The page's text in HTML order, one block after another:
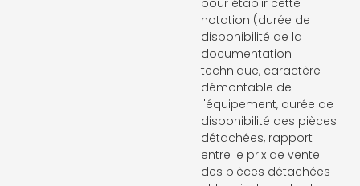
pour établir cette
notation (durée de
disponibilité de la
documentation
technique, caractère
démontable de
l'équipement, durée de
disponibilité des pièces
détachées, rapport
entre le prix de vente
des pièces détachées